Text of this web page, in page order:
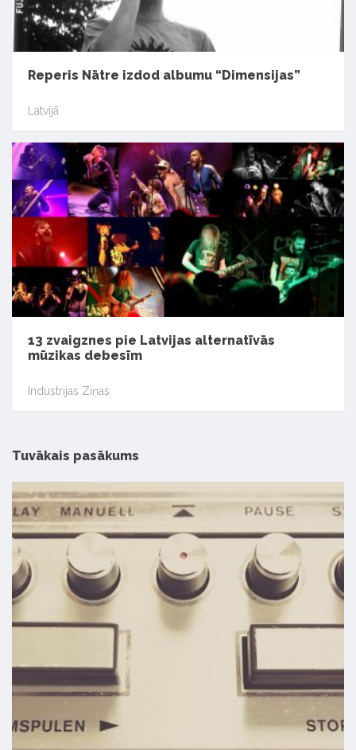
Reperis Nātre izdod albumu “Dimensijas”
Latvijā
13 zvaigznes pie Latvijas alternatīvās
mūzikas debesīm
Industrijas Ziņas
Tuvākais pasākums